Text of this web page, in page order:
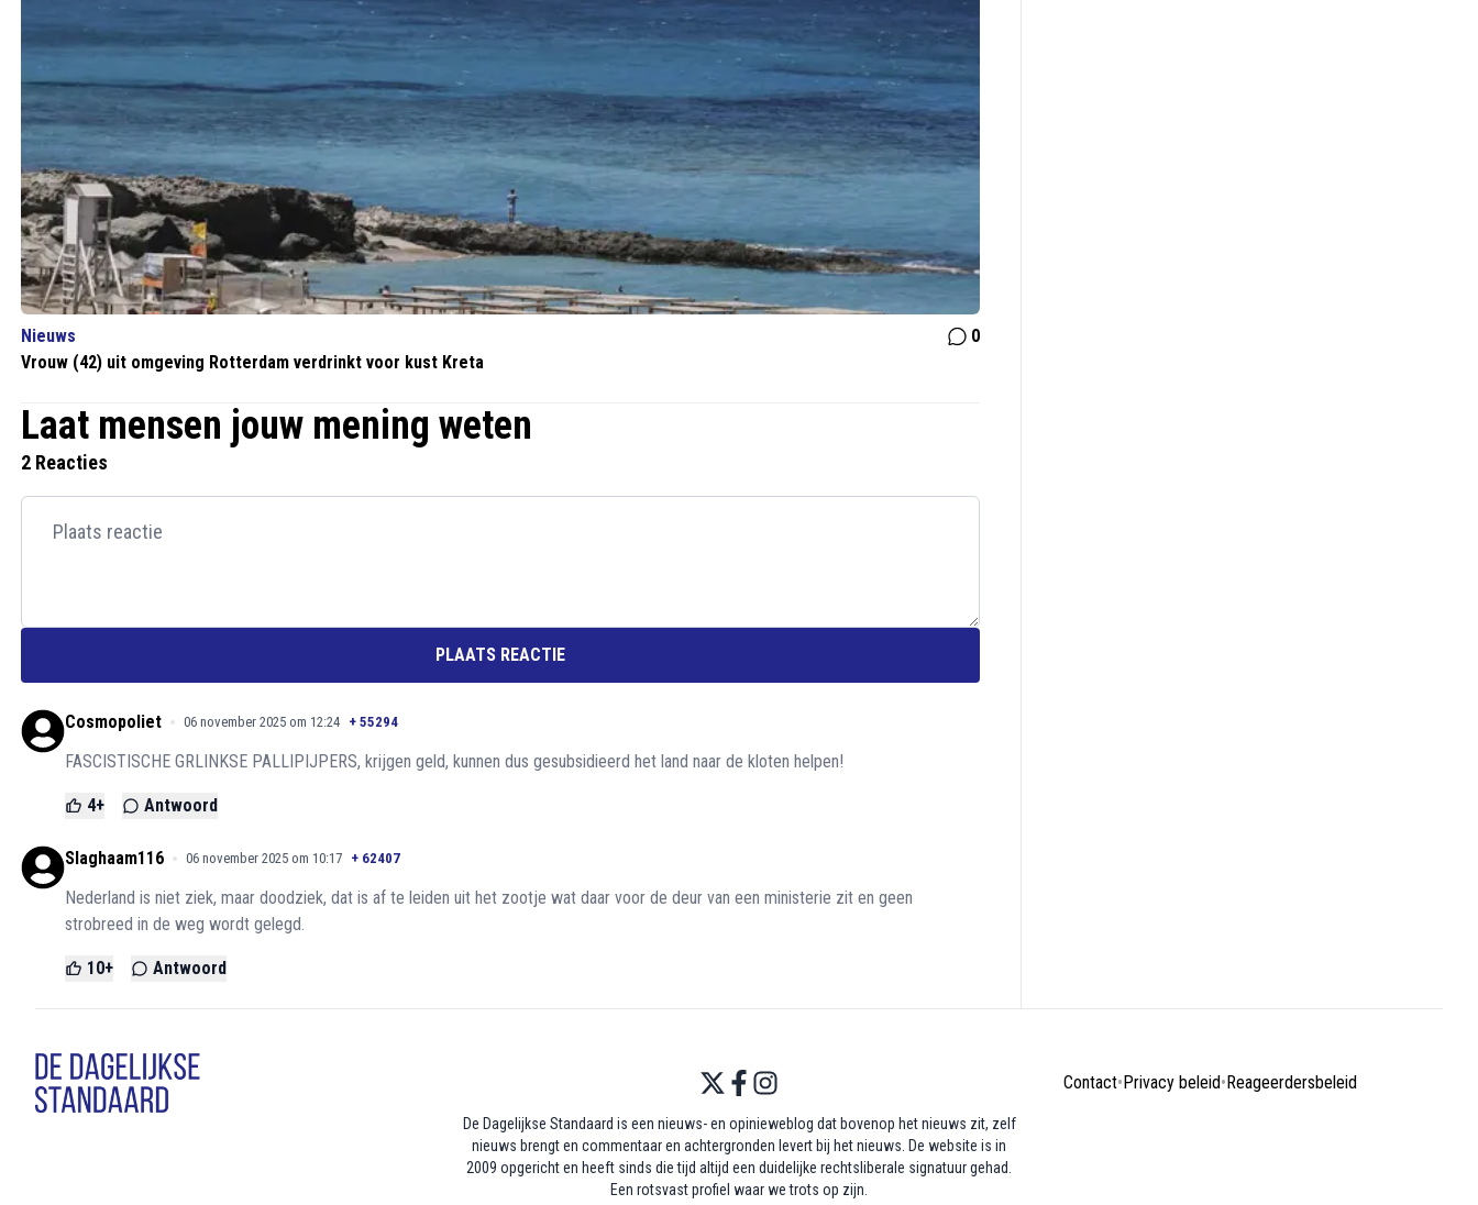
Nieuws
0
Vrouw (42) uit omgeving Rotterdam verdrinkt voor kust Kreta
Laat mensen jouw mening weten
2 Reacties
PLAATS REACTIE
Cosmopoliet 06 november 2025 om 12:24 + 55294
FASCISTISCHE GRLINKSE PALLIPIJPERS, krijgen geld, kunnen dus gesubsidieerd het land naar de kloten helpen!
4+ Antwoord
Slaghaam116 06 november 2025 om 10:17 + 62407
Nederland is niet ziek, maar doodziek, dat is af te leiden uit het zootje wat daar voor de deur van een ministerie zit en geen
strobreed in de weg wordt gelegd.
10+ Antwoord
Contact•Privacy beleid•Reageerdersbeleid
De Dagelijkse Standaard is een nieuws- en opinieweblog dat bovenop het nieuws zit, zelf
nieuws brengt en commentaar en achtergronden levert bij het nieuws. De website is in
2009 opgericht en heeft sinds die tijd altijd een duidelijke rechtsliberale signatuur gehad.
Een rotsvast profiel waar we trots op zijn.